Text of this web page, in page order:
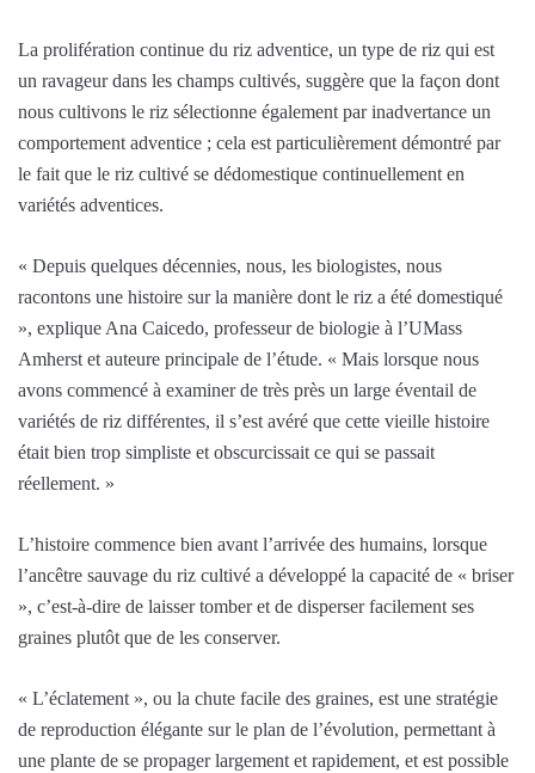
La prolifération continue du riz adventice, un type de riz qui est
un ravageur dans les champs cultivés, suggère que la façon dont
nous cultivons le riz sélectionne également par inadvertance un
comportement adventice ; cela est particulièrement démontré par
le fait que le riz cultivé se dédomestique continuellement en
variétés adventices.
« Depuis quelques décennies, nous, les biologistes, nous
racontons une histoire sur la manière dont le riz a été domestiqué
», explique Ana Caicedo, professeur de biologie à l’UMass
Amherst et auteure principale de l’étude. « Mais lorsque nous
avons commencé à examiner de très près un large éventail de
variétés de riz différentes, il s’est avéré que cette vieille histoire
était bien trop simpliste et obscurcissait ce qui se passait
réellement. »
L’histoire commence bien avant l’arrivée des humains, lorsque
l’ancêtre sauvage du riz cultivé a développé la capacité de « briser
», c’est-à-dire de laisser tomber et de disperser facilement ses
graines plutôt que de les conserver.
« L’éclatement », ou la chute facile des graines, est une stratégie
de reproduction élégante sur le plan de l’évolution, permettant à
une plante de se propager largement et rapidement, et est possible